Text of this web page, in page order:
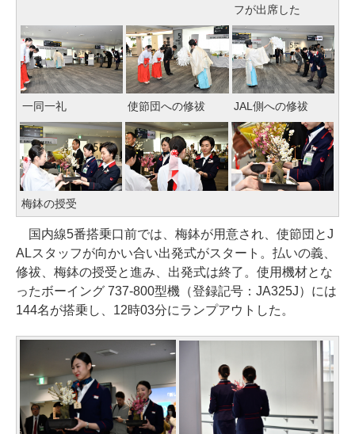
フが出席した
一同一礼 使節団への修祓 JAL側への修祓
梅鉢の授受
国内線5番搭乗口前では、梅鉢が用意され、使節団とJ
ALスタッフが向かい合い出発式がスタート。払いの義、
修祓、梅鉢の授受と進み、出発式は終了。使用機材とな
ったボーイング 737-800型機（登録記号：JA325J）には
144名が搭乗し、12時03分にランプアウトした。